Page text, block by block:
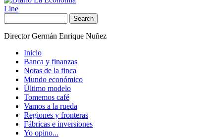
Line
Search
Director Germán Enrique Nuñez
Inicio
Banca y finanzas
Notas de la finca
Mundo económico
Último modelo
Tomemos café
Vamos a la rueda
Regiones y fronteras
Fábricas e inversiones
Yo opino...